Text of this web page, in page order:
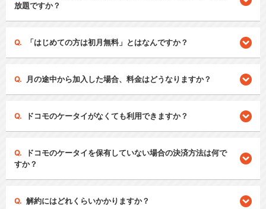
放題ですか？
「はじめての方は初月無料」とはなんですか？
月の途中から加入した場合、料金はどうなりますか？
ドコモのケータイがなくても利用できますか？
ドコモのケータイを保有していない場合の決済方法は何で
すか？
解約にはどれくらいかかりますか？